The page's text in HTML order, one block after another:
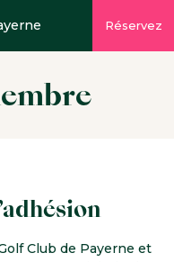
Réservez
Club de Payerne et